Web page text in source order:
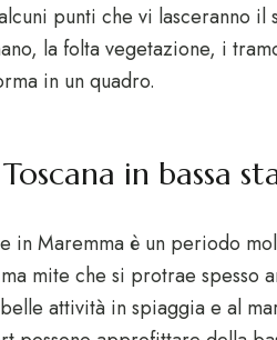
punti che vi lasceranno
la folta vegetazione, i
in un quadro.
in bassa
in Maremma è un periodo
mite che si protrae spesso
attività in spiaggia e al